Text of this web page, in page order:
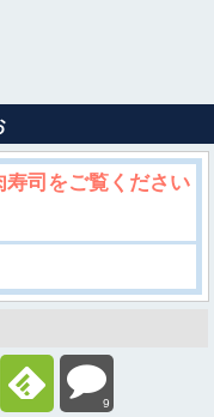
司をご覧ください
9